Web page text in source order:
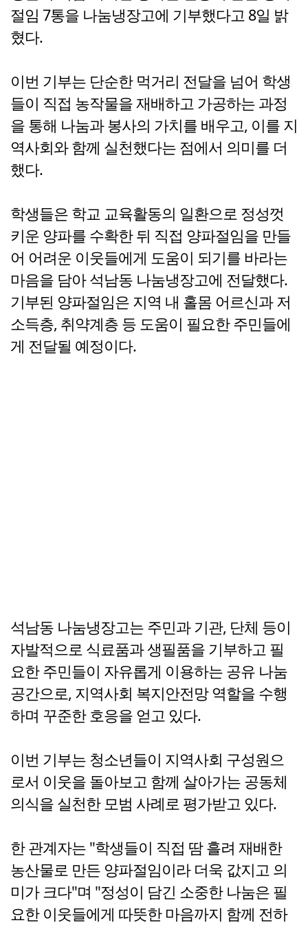
절임 7통을 나눔냉장고에 기부했다고 8일 밝
혔다.
이번 기부는 단순한 먹거리 전달을 넘어 학생
들이 직접 농작물을 재배하고 가공하는 과정
을 통해 나눔과 봉사의 가치를 배우고, 이를 지
역사회와 함께 실천했다는 점에서 의미를 더
했다.
학생들은 학교 교육활동의 일환으로 정성껏
키운 양파를 수확한 뒤 직접 양파절임을 만들
어 어려운 이웃들에게 도움이 되기를 바라는
마음을 담아 석남동 나눔냉장고에 전달했다.
기부된 양파절임은 지역 내 홀몸 어르신과 저
소득층, 취약계층 등 도움이 필요한 주민들에
게 전달될 예정이다.
석남동 나눔냉장고는 주민과 기관, 단체 등이
자발적으로 식료품과 생필품을 기부하고 필
요한 주민들이 자유롭게 이용하는 공유 나눔
공간으로, 지역사회 복지안전망 역할을 수행
하며 꾸준한 호응을 얻고 있다.
이번 기부는 청소년들이 지역사회 구성원으
로서 이웃을 돌아보고 함께 살아가는 공동체
의식을 실천한 모범 사례로 평가받고 있다.
한 관계자는 "학생들이 직접 땀 흘려 재배한
농산물로 만든 양파절임이라 더욱 값지고 의
미가 크다"며 "정성이 담긴 소중한 나눔은 필
요한 이웃들에게 따뜻한 마음까지 함께 전하